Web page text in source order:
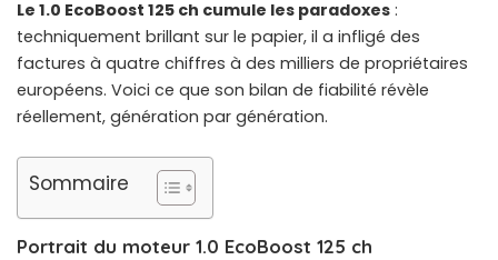
Le 1.0 EcoBoost 125 ch cumule les paradoxes :
techniquement brillant sur le papier, il a infligé des
factures à quatre chiffres à des milliers de propriétaires
européens. Voici ce que son bilan de fiabilité révèle
réellement, génération par génération.
Sommaire
Portrait du moteur 1.0 EcoBoost 125 ch